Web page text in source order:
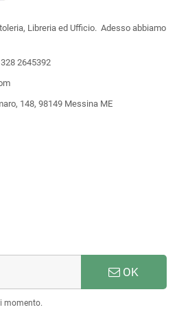
Libreria ed Ufficio. Adesso abbiamo
2645392
148, 98149 Messina ME
OK
momento.